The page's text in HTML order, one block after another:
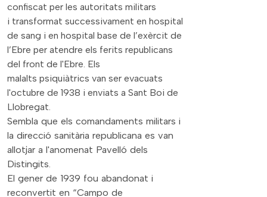
confiscat per les autoritats militars
i transformat successivament en hospital
de sang i en hospital base de l’exèrcit de
l’Ebre per atendre els ferits republicans
del front de l'Ebre. Els
malalts psiquiàtrics van ser evacuats
l'octubre de 1938 i enviats a Sant Boi de
Llobregat.
Sembla que els comandaments militars i
la direcció sanitària republicana es van
allotjar a l'anomenat Pavelló dels
Distingits.
El gener de 1939 fou abandonat i
reconvertit en “Campo de